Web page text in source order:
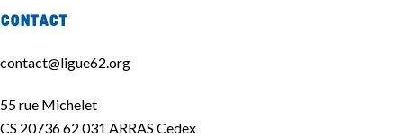
Contact
contact@ligue62.org
55 rue Michelet
CS 20736 62 031 ARRAS Cedex